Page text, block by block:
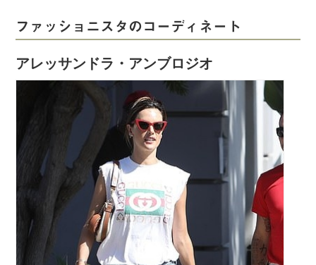
ファッショニスタのコーディネート
アレッサンドラ・アンブロジオ